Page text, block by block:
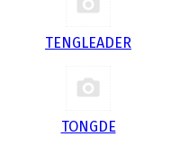
TENGLEADER
TONGDE